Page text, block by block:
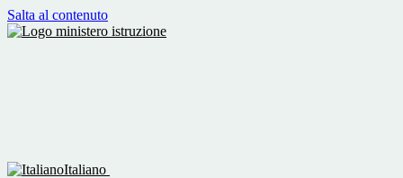
Salta al contenuto
Italiano